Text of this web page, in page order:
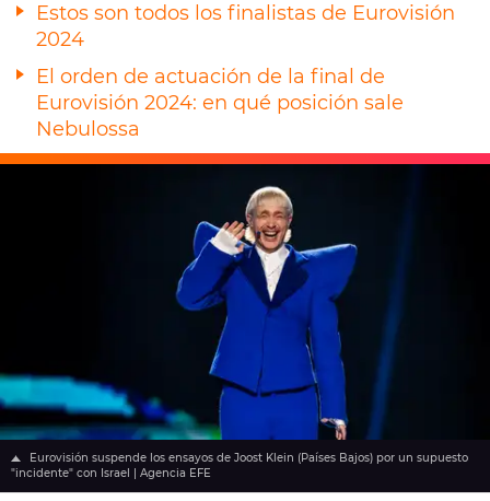
Estos son todos los finalistas de Eurovisión
2024
El orden de actuación de la final de
Eurovisión 2024: en qué posición sale
Nebulossa
Eurovisión suspende los ensayos de Joost Klein (Países Bajos) por un supuesto
"incidente" con Israel | Agencia EFE